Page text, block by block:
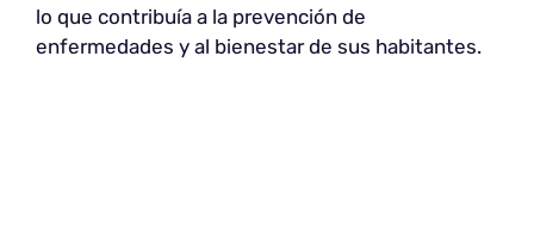
lo que contribuía a la prevención de
enfermedades y al bienestar de sus habitantes.